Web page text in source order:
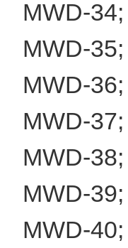
MWD-
MWD-
MWD-
MWD-
MWD-
MWD-
MWD-